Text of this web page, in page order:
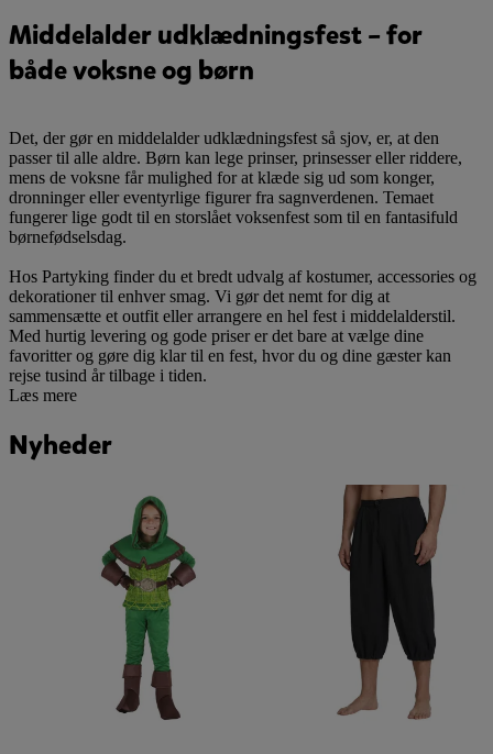
Middelalder udklædningsfest – for
både voksne og børn
Det, der gør en middelalder udklædningsfest så sjov, er, at den
passer til alle aldre. Børn kan lege prinser, prinsesser eller riddere,
mens de voksne får mulighed for at klæde sig ud som konger,
dronninger eller eventyrlige figurer fra sagnverdenen. Temaet
fungerer lige godt til en storslået voksenfest som til en fantasifuld
børnefødselsdag.
Hos Partyking finder du et bredt udvalg af kostumer, accessories og
dekorationer til enhver smag. Vi gør det nemt for dig at
sammensætte et outfit eller arrangere en hel fest i middelalderstil.
Med hurtig levering og gode priser er det bare at vælge dine
favoritter og gøre dig klar til en fest, hvor du og dine gæster kan
rejse tusind år tilbage i tiden.
Læs mere
Nyheder